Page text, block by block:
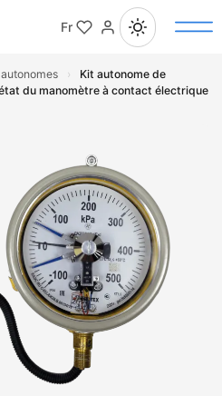
Fr
›
Kit autonome de
du manomètre à contact électrique